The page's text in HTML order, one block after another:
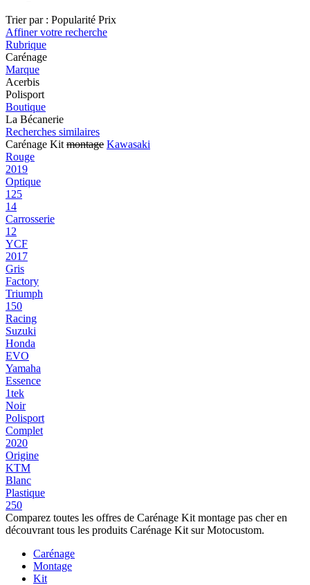
Trier par : Popularité Prix
Affiner votre recherche
Rubrique
Carénage
Marque
Acerbis
Polisport
Boutique
La Bécanerie
Recherches similaires
Carénage Kit montage Kawasaki
Rouge
2019
Optique
125
14
Carrosserie
12
YCF
2017
Gris
Factory
Triumph
150
Racing
Suzuki
Honda
EVO
Yamaha
Essence
1tek
Noir
Polisport
Complet
2020
Origine
KTM
Blanc
Plastique
250
Comparez toutes les offres de Carénage Kit montage pas cher en
découvrant tous les produits Carénage Kit sur Motocustom.
Carénage
Montage
Kit